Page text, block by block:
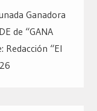
Ganadora
de “GANA
Redacción “El